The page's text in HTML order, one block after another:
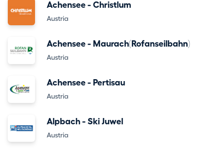
Achensee - Christlum
Austria
Achensee - Maurach(Rofanseilbahn)
Austria
Achensee - Pertisau
Austria
Alpbach - Ski Juwel
Austria